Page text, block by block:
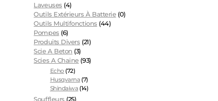
Laveuses (4)
Outils Extérieurs À Batterie (0)
Outils Multifonctions (44)
Pompes (6)
Produits Divers (21)
Scie A Beton (3)
Scies A Chaine (93)
Echo (72)
Husqvarna (7)
Shindaiwa (14)
Souffleurs (25)